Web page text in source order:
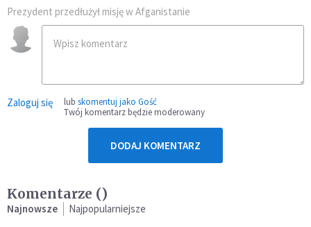
Prezydent przedłużył misję w Afganistanie
Zaloguj się lub skomentuj jako Gość
Twój komentarz będzie moderowany
DODAJ KOMENTARZ
Komentarze ()
Najnowsze Najpopularniejsze